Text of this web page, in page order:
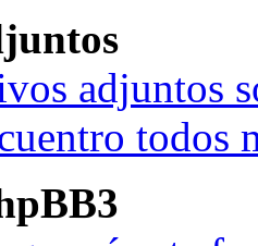
adjuntos
todos